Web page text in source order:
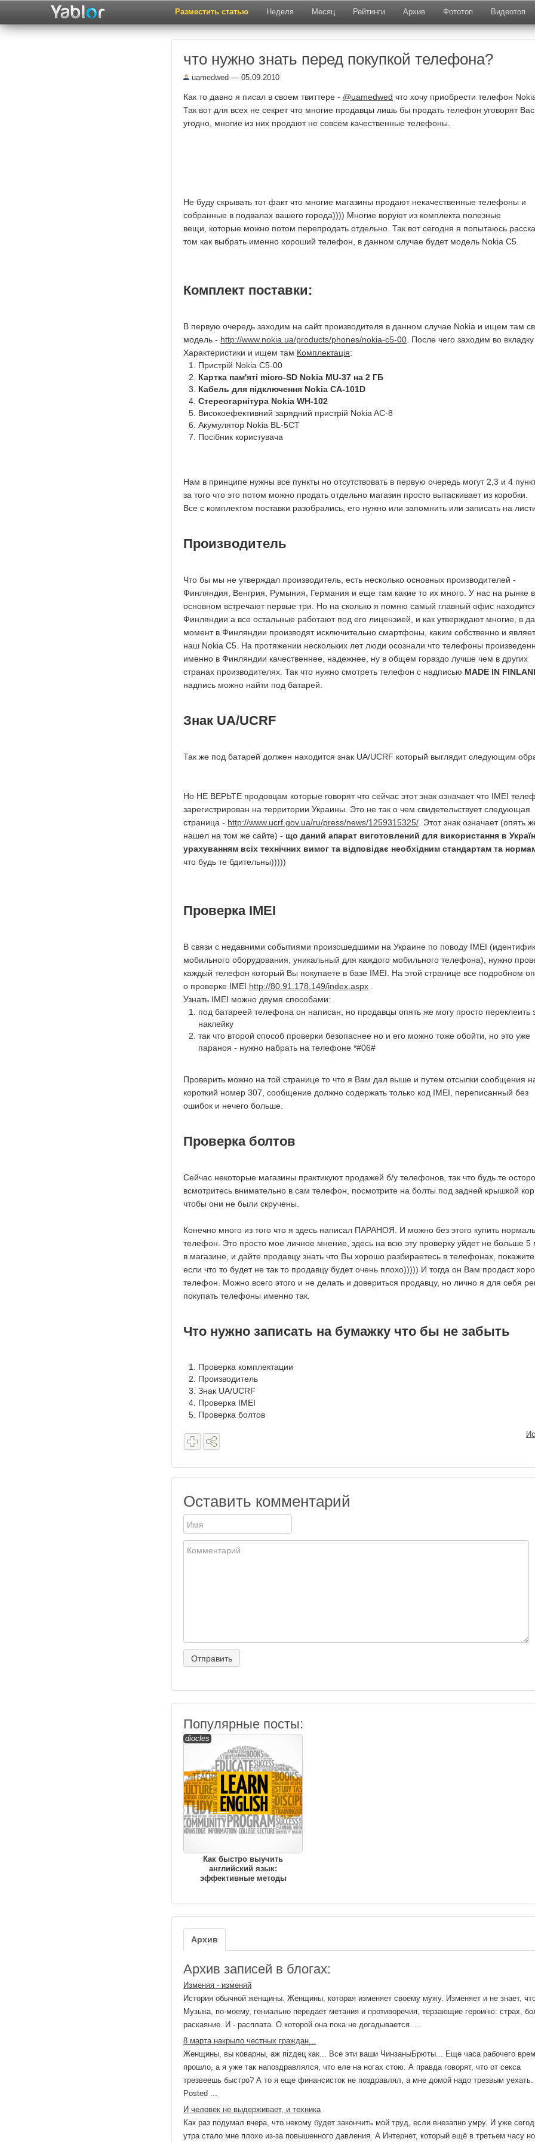
Разместить статью Неделя Месяц Рейтинги Архив Фототоп Видеотоп
что нужно знать перед покупкой телефона?
uamedwed — 05.09.2010
Как то давно я писал в своем твиттере - @uamedwed что хочу приобрести телефон
Так вот для всех не секрет что многие продавцы лишь бы продать телефон уговорят
угодно, многие из них продают не совсем качественные телефоны.
Не буду скрывать тот факт что многие магазины продают некачественные телефоны и
собранные в подвалах вашего города)))) Многие воруют из комплекта полезные
вещи, которые можно потом перепродать отдельно. Так вот сегодня я попытаюсь
том как выбрать именно хороший телефон, в данном случае будет модель Nokia C5.
Комплект поставки:
В первую очередь заходим на сайт производителя в данном случае Nokia и ищем там
модель - http://www.nokia.ua/products/phones/nokia-c5-00 . После чего заходим во вкладку
Характеристики и ищем там Комплектація:
Пристрій Nokia C5-00
Картка пам'яті micro-SD Nokia MU-37 на 2 ГБ
Кабель для підключення Nokia CA-101D
Стереогарнітура Nokia WH-102
Високоефективний зарядний пристрій Nokia AC-8
Акумулятор Nokia BL-5CT
Посібник користувача
Нам в принципе нужны все пункты но отсутствовать в первую очередь могут 2,3 и 4
за того что это потом можно продать отдельно магазин просто вытаскивает из коробки.
Все с комплектом поставки разобрались, его нужно или запомнить или записать на
Производитель
Что бы мы не утверждал производитель, есть несколько основных производителей -
Финляндия, Венгрия, Румыния, Германия и еще там какие то их много. У нас на рынке в
основном встречают первые три. Но на сколько я помню самый главный офис
Финляндии а все остальные работают под его лицензией, и как утверждают многие, в
момент в Финляндии производят исключительно смартфоны, каким собственно и
наш Nokia C5. На протяжении нескольких лет люди осознали что телефоны
именно в Финляндии качественнее, надежнее, ну в общем гораздо лучше чем в других
странах производителях. Так что нужно смотреть телефон с надписью MADE IN
надпись можно найти под батарей.
Знак UA/UCRF
Так же под батарей должен находится знак UA/UCRF который выглядит следующим
Но НЕ ВЕРЬТЕ продовцам которые говорят что сейчас этот знак означает что IMEI
зарегистрирован на территории Украины. Это не так о чем свидетельствует следующая
страница - http://www.ucrf.gov.ua/ru/press/news/1259315325/ . Этот знак означает (опять
нашел на том же сайте) - що даний апарат виготовлений для використання в
урахуванням всіх технічних вимог та відповідає необхідним стандартам та
что будь те бдительны)))))
Проверка IMEI
В связи с недавними событиями произошедшими на Украине по поводу IMEI
мобильного оборудования, уникальный для каждого мобильного телефона), нужно
каждый телефон который Вы покупаете в базе IMEI. На этой странице все подробном
о проверке IMEI http://80.91.178.149/index.aspx
Узнать IMEI можно двумя способами:
под батареей телефона он написан, но продавцы опять же могу просто переклеить
наклейку
так что второй способ проверки безопаснее но и его можно тоже обойти, но это уже
параноя - нужно набрать на телефоне *#06#
Проверить можно на той странице то что я Вам дал выше и путем отсылки сообщения
короткий номер 307, сообщение должно содержать только код IMEI, переписанный без
ошибок и нечего больше.
Проверка болтов
Сейчас некоторые магазины практикуют продажей б/у телефонов, так что будь те
всмотритесь внимательно в сам телефон, посмотрите на болты под задней крышкой
чтобы они не были скручены.
Конечно много из того что я здесь написал ПАРАНОЯ. И можно без этого купить
телефон. Это просто мое личное мнение, здесь на всю эту проверку уйдет не больше 5
в магазине, и дайте продавцу знать что Вы хорошо разбираетесь в телефонах, покажите
если что то будет не так то продавцу будет очень плохо))))) И тогда он Вам продаст
телефон. Можно всего этого и не делать и довериться продавцу, но лично я для себя
покупать телефоны именно так.
Что нужно записать на бумажку что бы не забыть
Проверка комплектации
Производитель
Знак UA/UCRF
Проверка IMEI
Проверка болтов
Оставить комментарий
Популярные посты:
diocles
Как быстро выучить
английский язык:
эффективные методы
Архив
Архив записей в блогах:
Изменяя - изменяй
История обычной женщины. Женщины, которая изменяет своему мужу. Изменяет и не знает,
Музыка, по-моему, гениально передает метания и противоречия, терзающие героиню: страх,
раскаяние. И - расплата. О которой она пока не догадывается. ...
8 марта накрыло честных граждан...
Женщины, вы коварны, аж пizдец как... Все эти ваши ЧинзаныБрюты... Еще часа рабочего
прошло, а я уже так напоздравлялся, что еле на ногах стою. А правда говорят, что от секса
трезвеешь быстро? А то я еще финансисток не поздравлял, а мне домой надо трезвым уехать.
Posted ...
И человек не выдерживает, и техника
Как раз подумал вчера, что некому будет закончить мой труд, если внезапно умру. И уже
утра стало мне плохо из-за повышенного давления. А Интернет, который ещё в третьем часу